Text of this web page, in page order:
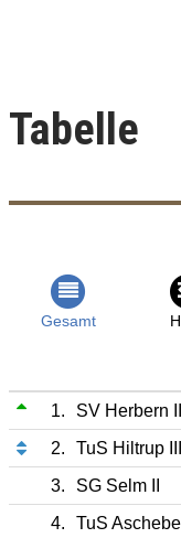
Tabelle
Gesamt
1. SV Herbern III
2.
TuS Hiltrup III
3.
SG Selm II
4.
TuS